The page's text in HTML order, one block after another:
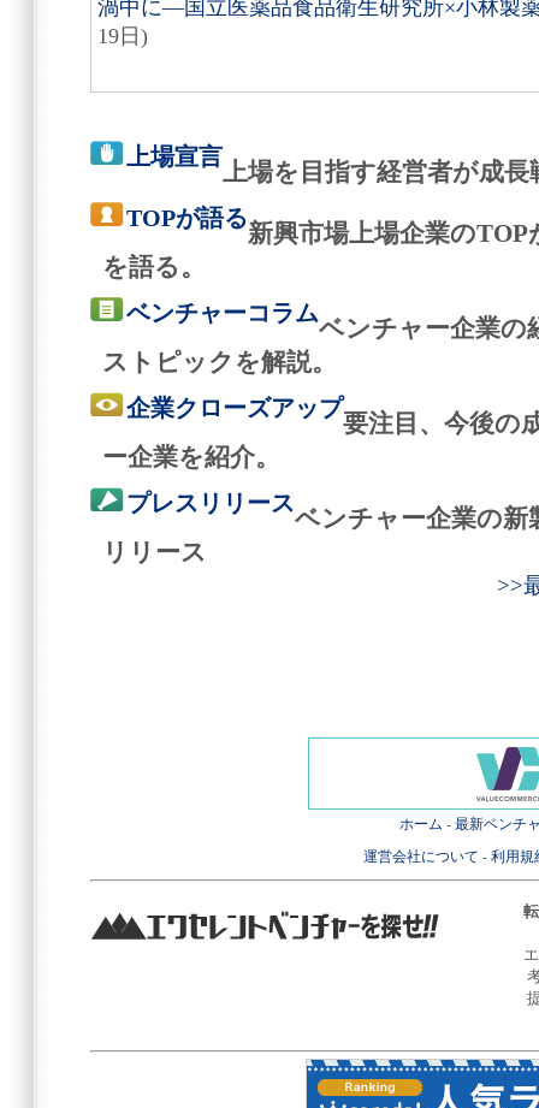
渦中に―国立医薬品食品衛生研究所×小林製
19日)
上場宣言
上場を目指す経営者が成
TOPが語る
新興市場上場企業の
を語る。
ベンチャーコラム
ベンチャー企業の
ストピックを解説。
企業クローズアップ
要注目、今後の
ー企業を紹介。
プレスリリース
ベンチャー企業の新
リリース
>>
ホーム - 最新ベンチ
運営会社について - 利用規